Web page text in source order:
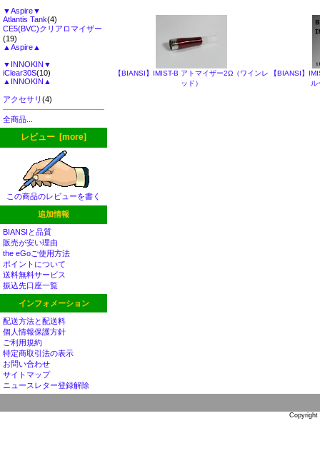
▼Aspire▼
Atlantis Tank(4)
CE5(BVC)クリアロマイザー
(19)
▲Aspire▲
▼INNOKIN▼
iClear30S(10)
▲INNOKIN▲
アクセサリ(4)
全商品...
レビュー [more]
この商品のレビューを書く
追加情報
BIANSIと品質
販売が安い理由
the eGoご使用方法
ポイントについて
送料無料サービス
振込先口座一覧
インフォメーション
配送方法と配送料
個人情報保護方針
ご利用規約
特定商取引法の表示
お問い合わせ
サイトマップ
ニュースレター登録解除
【BIANSI】IMIST-B アトマイザー2Ω（ワインレ
ッド）
【BIANSI】
ル